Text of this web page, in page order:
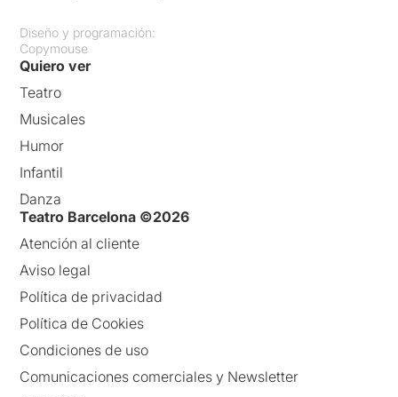
Diseño y programación:
Copymouse
Quiero ver
Teatro
Musicales
Humor
Infantil
Danza
Teatro Barcelona ©2026
Atención al cliente
Aviso legal
Política de privacidad
Política de Cookies
Condiciones de uso
Comunicaciones comerciales y Newsletter